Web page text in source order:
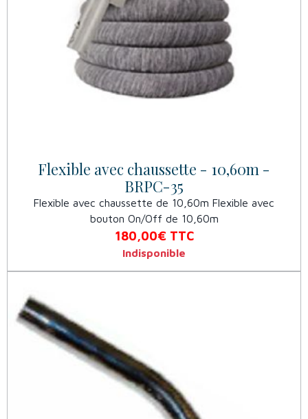
Flexible avec chaussette - 10,60m -
BRPC-35
Flexible avec chaussette de 10,60m Flexible avec
bouton On/Off de 10,60m
180,00€ TTC
Indisponible